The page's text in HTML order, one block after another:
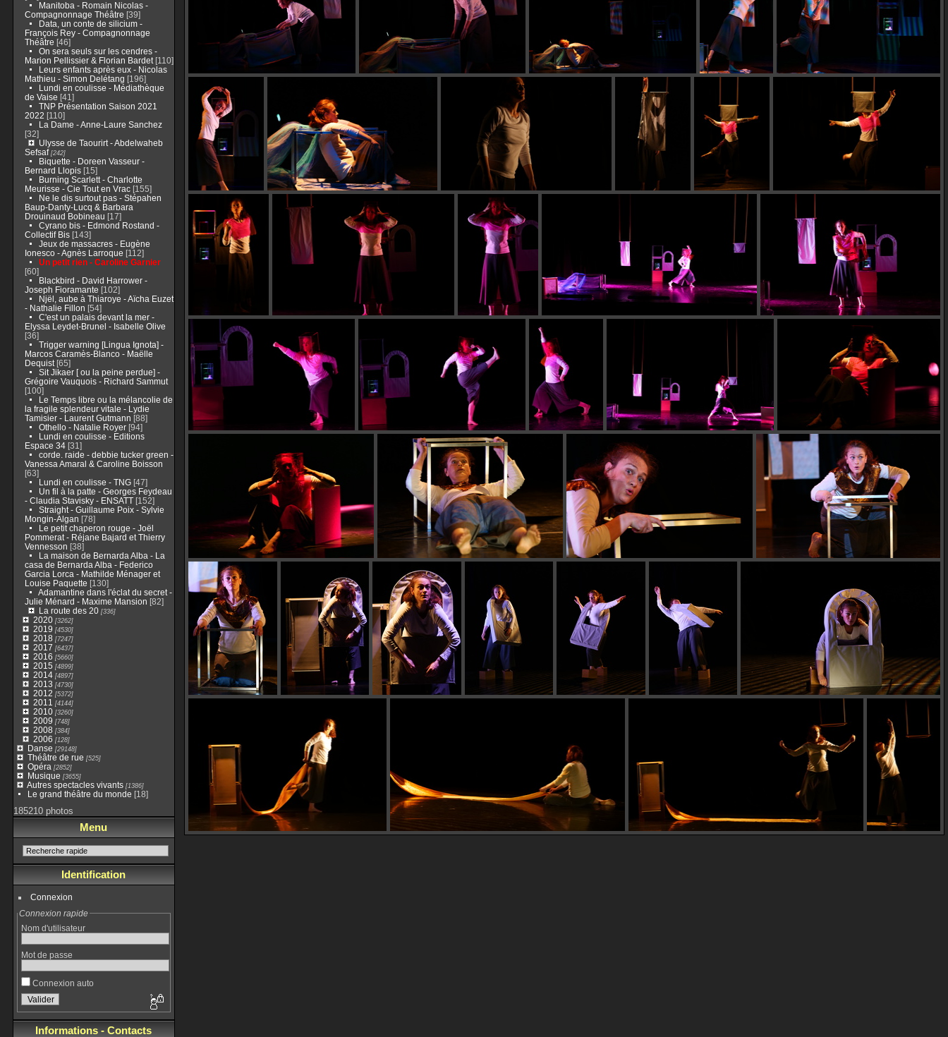
Manitoba - Romain Nicolas -
Compagnonnage Théâtre [39]
Data, un conte de silicium -
François Rey - Compagnonnage
Théâtre [46]
On sera seuls sur les cendres -
Marion Pellissier & Florian Bardet[110]
Leurs enfants après eux - Nicolas
Mathieu - Simon Delétang [196]
Lundi en coulisse - Médiathèque
de Vaise [41]
TNP Présentation Saison 2021
2022 [110]
La Dame - Anne-Laure Sanchez
[32]
Ulysse de Taourirt - Abdelwaheb
Sefsaf[242]
Biquette - Doreen Vasseur -
Bernard Llopis[15]
Burning Scarlett - Charlotte
Meurisse - Cie Tout en Vrac[155]
Ne le dis surtout pas - Stépahen
Baup-Danty-Lucq & Barbara
Drouinaud Bobineau [17]
Cyrano bis - Edmond Rostand -
Collectif Bis[143]
Jeux de massacres - Eugène
Ionesco - Agnès Larroque [112]
Un petit rien - Caroline Garnier
[60]
Blackbird - David Harrower -
Joseph Fioramante [102]
Njël, aube à Thiaroye - Aïcha Euzet
- Nathalie Fillon [54]
C'est un palais devant la mer -
Elyssa Leydet-Brunel - Isabelle Olive
[36]
Trigger warning [Lingua Ignota] -
Marcos Caramès-Blanco - Maëlle
Dequist[65]
Sit Jikaer [ ou la peine perdue] -
Grégoire Vauquois - Richard Sammut
[100]
Le Temps libre ou la mélancolie de
la fragile splendeur vitale - Lydie
Tamisier - Laurent Gutmann [88]
Othello - Natalie Royer[94]
Lundi en coulisse - Editions
Espace 34[31]
corde. raide - debbie tucker green -
Vanessa Amaral & Caroline Boisson
[63]
Lundi en coulisse - TNG[47]
Un fil à la patte - Georges Feydeau
- Claudia Stavisky - ENSATT[152]
Straight - Guillaume Poix - Sylvie
Mongin-Algan [78]
Le petit chaperon rouge - Joël
Pommerat - Réjane Bajard et Thierry
Vennesson [38]
La maison de Bernarda Alba - La
casa de Bernarda Alba - Federico
Garcia Lorca - Mathilde Ménager et
Louise Paquette [130]
Adamantine dans l'éclat du secret -
Julie Ménard - Maxime Mansion [82]
La route des 20[336]
2020[3262]
2019 [4530]
2018 [7247]
2017 [6437]
2016 [5660]
2015 [4899]
2014[4897]
2013 [4730]
2012 [5372]
2011 [4144]
2010[3260]
2009 [748]
2008 [384]
2006 [128]
Danse [29148]
Théâtre de rue [525]
Opéra [2852]
Musique [3655]
Autres spectacles vivants[1386]
Le grand théâtre du monde [18]
185210 photos
Menu
Identification
Connexion
Connexion rapide
Nom d'utilisateur
Mot de passe
Connexion auto
Informations - Contacts